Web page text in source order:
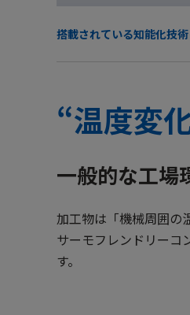
搭載されている知能化技術
“温度変
一般的な工場
加工物は「機械周囲の
サーモフレンドリーコ
す。